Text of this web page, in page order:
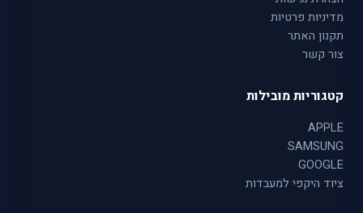
מדיניות פרטיות
תקנון האתר
צור קשר
קטגוריות מובילות
APPLE
SAMSUNG
GOOGLE
ציוד היקפי למעבדות